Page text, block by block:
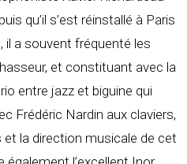
qu’il s’est réinstallé à Paris
il a souvent fréquenté les
et constituant avec la
entre jazz et biguine qui
Frédéric Nardin aux claviers,
la direction musicale de cet